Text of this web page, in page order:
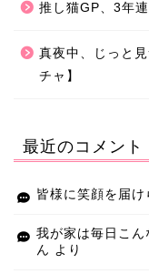
推し猫GP、3年
真夜中、じっと
チャ】
最近のコメント
皆様に笑顔を届け
我が家は毎日こん
ん より